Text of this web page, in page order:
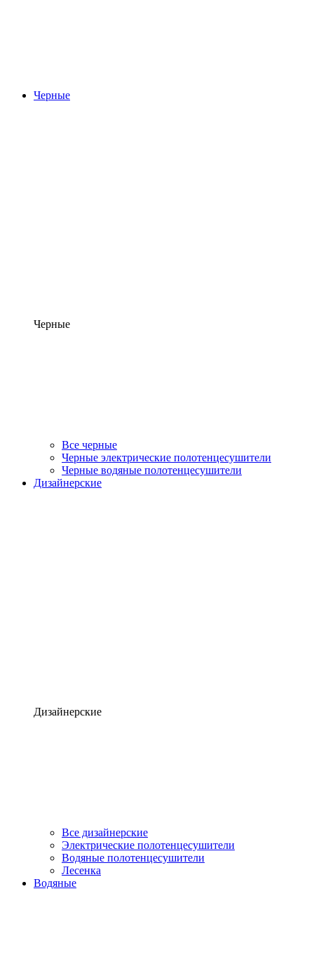
Черные
Черные
Все черные
Черные электрические полотенцесушители
Черные водяные полотенцесушители
Дизайнерские
Дизайнерские
Все дизайнерские
Электрические полотенцесушители
Водяные полотенцесушители
Лесенка
Водяные